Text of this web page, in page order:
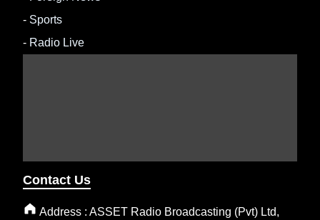
- Sports
- Radio Live
Contact Us
Address : ASSET Radio Broadcasting (Pvt) Ltd,